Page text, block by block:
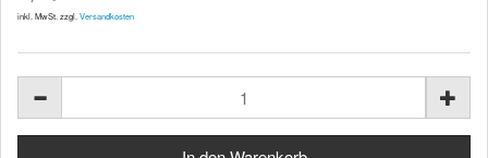
inkl. MwSt. zzgl. Versandkosten